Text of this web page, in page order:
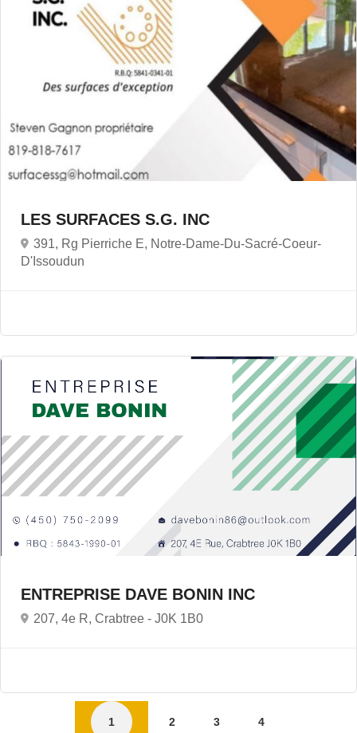
LES SURFACES S.G. INC
391, Rg Pierriche E, Notre-Dame-Du-Sacré-Coeur-
D'Issoudun
ENTREPRISE DAVE BONIN INC
207, 4e R, Crabtree - J0K 1B0
1 2 3 4